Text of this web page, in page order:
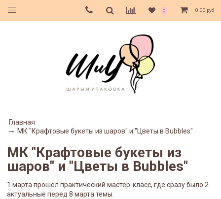
0 0.00 руб
Главная
МК "Крафтовые букеты из шаров" и "Цветы в Bubbles"
МК "Крафтовые букеты из
шаров" и "Цветы в Bubbles"
1 марта прошёл практический мастер-класс, где сразу было 2
актуальные перед 8 марта темы: